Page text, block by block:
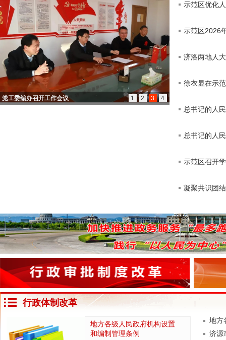
党工委编办召开工作会议 1 2 3 4
示范区优化
示范区2026
济洛两地人
徐衣显在示
总书记的人
总书记的人
示范区召开
凝聚共识团
行政体制改革
地方各级人民政府机构设置
和编制管理条例
地方
济源